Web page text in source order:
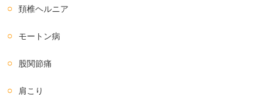
頚椎ヘルニア
モートン病
股関節痛
肩こり